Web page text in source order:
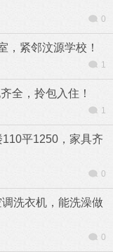
0
，紧邻汶源学校！
1
全，拎包入住！
1
平1250，家具齐
0
洗衣机，能洗澡做
0